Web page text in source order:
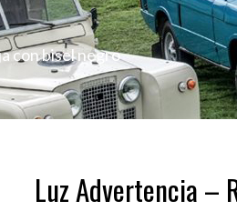
con bisel negro
Luz Advertencia –